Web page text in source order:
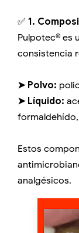
✅ 1.
Pulpotec® es
consistencia
➤ Polvo:
➤ Líquido:
Estos
analgésicos.